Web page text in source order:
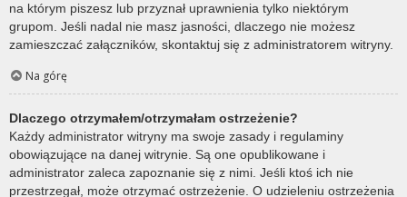
na którym piszesz lub przyznał uprawnienia tylko niektórym
grupom. Jeśli nadal nie masz jasności, dlaczego nie możesz
zamieszczać załączników, skontaktuj się z administratorem witryny.
Na górę
Dlaczego otrzymałem/otrzymałam ostrzeżenie?
Każdy administrator witryny ma swoje zasady i regulaminy
obowiązujące na danej witrynie. Są one opublikowane i
administrator zaleca zapoznanie się z nimi. Jeśli ktoś ich nie
przestrzegał, może otrzymać ostrzeżenie. O udzieleniu ostrzeżenia